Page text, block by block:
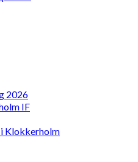
2026
IF
Klokkerholm